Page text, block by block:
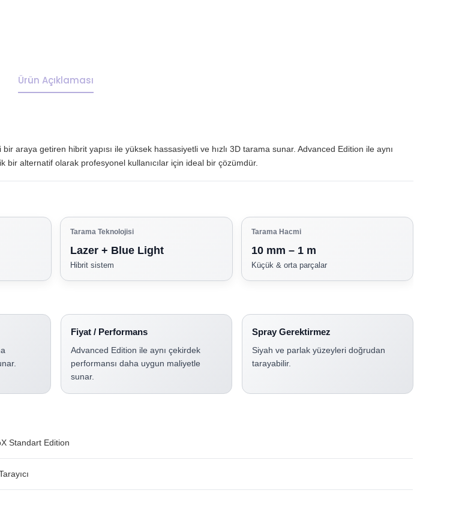
Ürün Açıklaması
araya getiren hibrit yapısı ile yüksek hassasiyetli ve hızlı 3D tarama sunar. Advanced Edition ile aynı
alternatif olarak profesyonel kullanıcılar için ideal bir çözümdür.
Tarama Teknolojisi
Lazer + Blue Light
Hibrit sistem
Tarama Hacmi
10 mm – 1 m
Küçük & orta parçalar
Fiyat / Performans
Advanced Edition ile aynı çekirdek
performansı daha uygun maliyetle
sunar.
Spray Gerektirmez
Siyah ve parlak yüzeyleri doğrudan
tarayabilir.
Standart Edition